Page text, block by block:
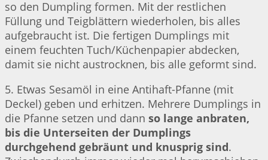
so den Dumpling formen. Mit der restlichen
Füllung und Teigblättern wiederholen, bis alles
aufgebraucht ist. Die fertigen Dumplings mit
einem feuchten Tuch/Küchenpapier abdecken,
damit sie nicht austrocknen, bis alle geformt sind.
5. Etwas Sesamöl in eine Antihaft-Pfanne (mit
Deckel) geben und erhitzen. Mehrere Dumplings in
die Pfanne setzen und dann so lange anbraten,
bis die Unterseiten der Dumplings
durchgehend gebräunt und knusprig sind.